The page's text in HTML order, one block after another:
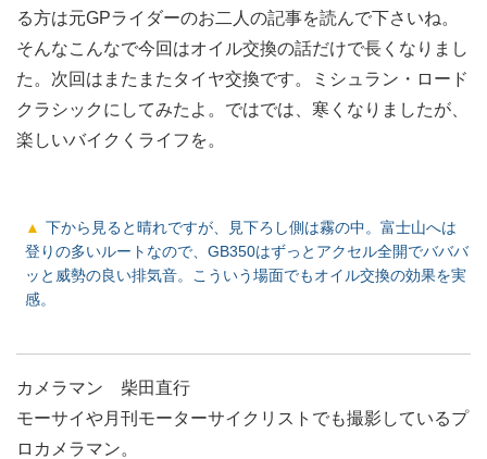
る方は元GPライダーのお二人の記事を読んで下さいね。
そんなこんなで今回はオイル交換の話だけで長くなりまし
た。次回はまたまたタイヤ交換です。ミシュラン・ロード
クラシックにしてみたよ。ではでは、寒くなりましたが、
楽しいバイクくライフを。
下から見ると晴れですが、見下ろし側は霧の中。富士山へは
登りの多いルートなので、GB350はずっとアクセル全開でバババ
ッと威勢の良い排気音。こういう場面でもオイル交換の効果を実
感。
カメラマン 柴田直行
モーサイや月刊モーターサイクリストでも撮影しているプ
ロカメラマン。